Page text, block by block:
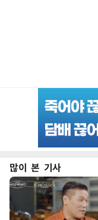
많이 본 기사